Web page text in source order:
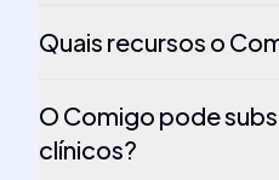
Quais recursos o
O Comigo pode
clínicos?